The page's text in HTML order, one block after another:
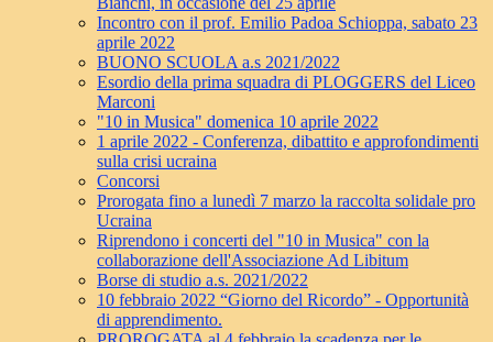
Incontro con il prof. Emilio Padoa Schioppa, sabato 23
aprile 2022
BUONO SCUOLA a.s 2021/2022
Esordio della prima squadra di PLOGGERS del Liceo
Marconi
"10 in Musica" domenica 10 aprile 2022
1 aprile 2022 - Conferenza, dibattito e approfondimenti
sulla crisi ucraina
Concorsi
Prorogata fino a lunedì 7 marzo la raccolta solidale pro
Ucraina
Riprendono i concerti del "10 in Musica" con la
collaborazione dell'Associazione Ad Libitum
Borse di studio a.s. 2021/2022
10 febbraio 2022 “Giorno del Ricordo” - Opportunità
di apprendimento.